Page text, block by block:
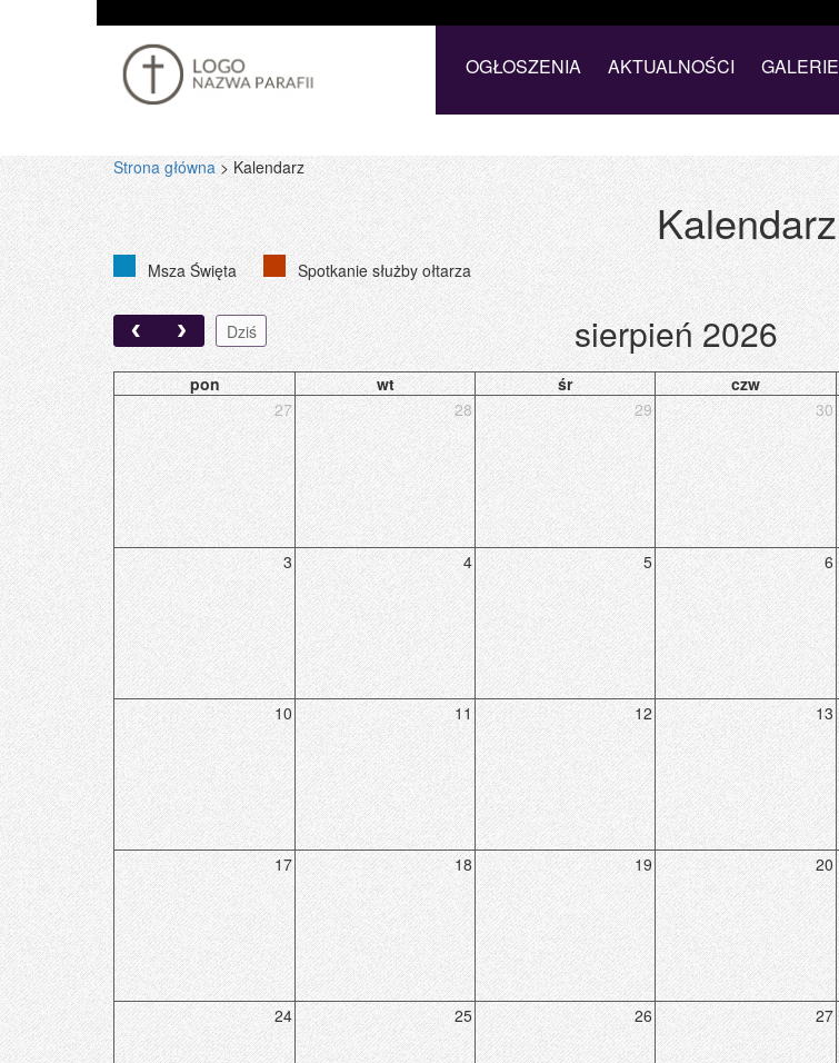
OGŁOSZENIA AKTUALNOŚCI GALERIE
Strona główna > Kalendarz
Kalendarz
Msza Święta Spotkanie służby ołtarza
Dziś sierpień 2026
pon wt śr czw
27
28 29 30
3 4 5 6
10 11 12 13
17 18 19 20
24 25 26 27